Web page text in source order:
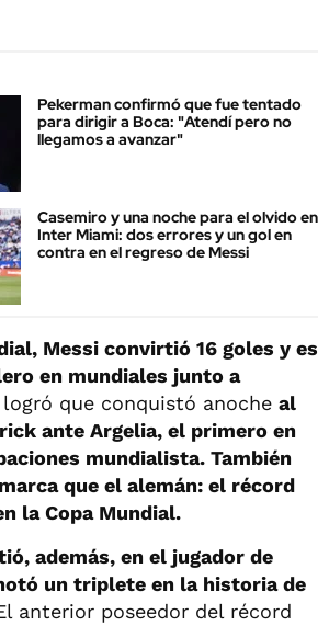
Pekerman confirmó que fue tentado
para dirigir a Boca: "Atendí pero no
llegamos a avanzar"
Casemiro y una noche para el olvido en
Inter Miami: dos errores y un gol en
contra en el regreso de Messi
Messi convirtió 16 goles y es
en mundiales junto a
logró que conquistó anoche al
ante Argelia, el primero en
mundialista. También
que el alemán: el récord
la Copa Mundial.
además, en el jugador de
un triplete en la historia de
anterior poseedor del récord